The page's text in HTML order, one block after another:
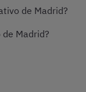
de Madrid?
Madrid?